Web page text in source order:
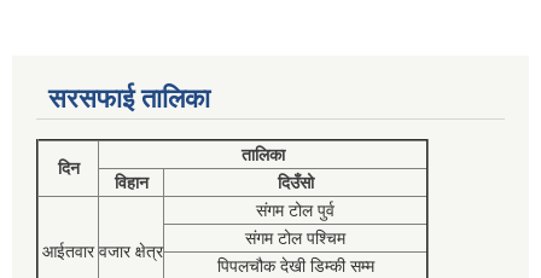
सरसफाई तालिका
दिन
तालिका
विहान
दिउँसो
आईतवार वजार क्षेत्र
संगम टोल पुर्व
संगम टोल पश्चिम
पिपलचौक देखी डिम्की सम्म